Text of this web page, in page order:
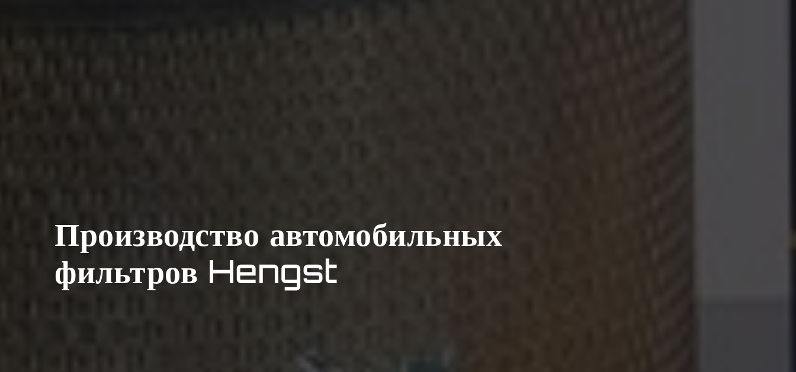
Производство автомобильных
фильтров Hengst